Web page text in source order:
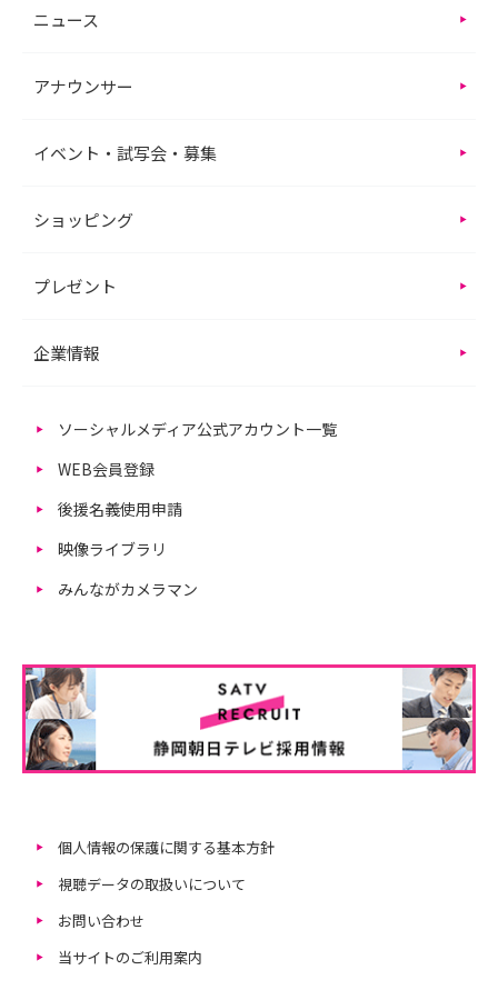
ニュース
アナウンサー
イベント・試写会・募集
ショッピング
プレゼント
企業情報
ソーシャルメディア公式アカウント一覧
WEB会員登録
後援名義使用申請
映像ライブラリ
みんながカメラマン
個人情報の保護に関する基本方針
視聴データの取扱いについて
お問い合わせ
当サイトのご利用案内